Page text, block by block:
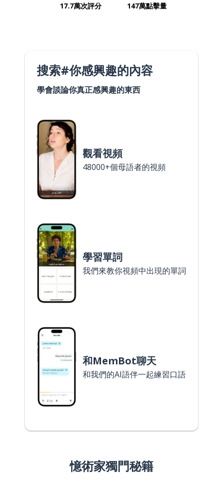
17.7萬次評分 147萬點擊量
搜索#你感興趣的內容
學會談論你真正感興趣的東西
觀看視頻
48000+個母語者的視頻
學習單詞
我們來教你視頻中出現的單詞
和MemBot聊天
和我們的AI語伴一起練習口語
憶術家獨門秘籍